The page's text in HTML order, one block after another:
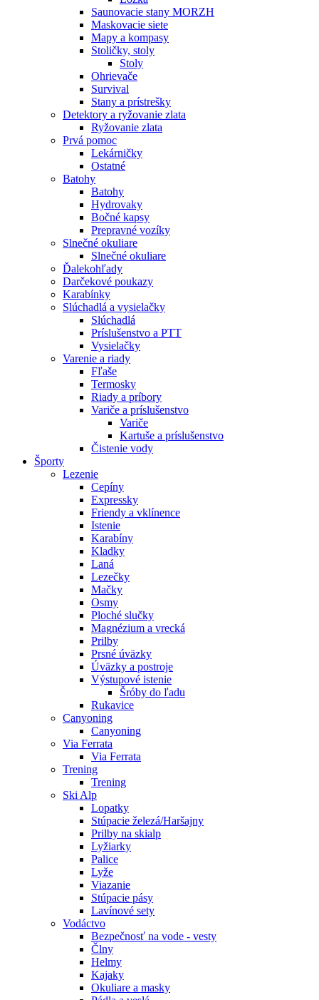
Saunovacie stany MORZH
Maskovacie siete
Mapy a kompasy
Stoličky, stoly
Stoly
Ohrievače
Survival
Stany a prístrešky
Detektory a ryžovanie zlata
Ryžovanie zlata
Prvá pomoc
Lekárničky
Ostatné
Batohy
Batohy
Hydrovaky
Bočné kapsy
Prepravné vozíky
Slnečné okuliare
Slnečné okuliare
Ďalekohľady
Darčekové poukazy
Karabínky
Slúchadlá a vysielačky
Slúchadlá
Príslušenstvo a PTT
Vysielačky
Varenie a riady
Fľaše
Termosky
Riady a príbory
Variče a príslušenstvo
Variče
Kartuše a príslušenstvo
Čistenie vody
Športy
Lezenie
Cepíny
Expressky
Friendy a vklínence
Istenie
Karabíny
Kladky
Laná
Lezečky
Mačky
Osmy
Ploché slučky
Magnézium a vrecká
Prilby
Prsné úväzky
Úväzky a postroje
Výstupové istenie
Šróby do ľadu
Rukavice
Canyoning
Canyoning
Via Ferrata
Via Ferrata
Trening
Trening
Ski Alp
Lopatky
Stúpacie železá/Haršajny
Prilby na skialp
Lyžiarky
Palice
Lyže
Viazanie
Stúpacie pásy
Lavínové sety
Vodáctvo
Bezpečnosť na vode - vesty
Člny
Helmy
Kajaky
Okuliare a masky